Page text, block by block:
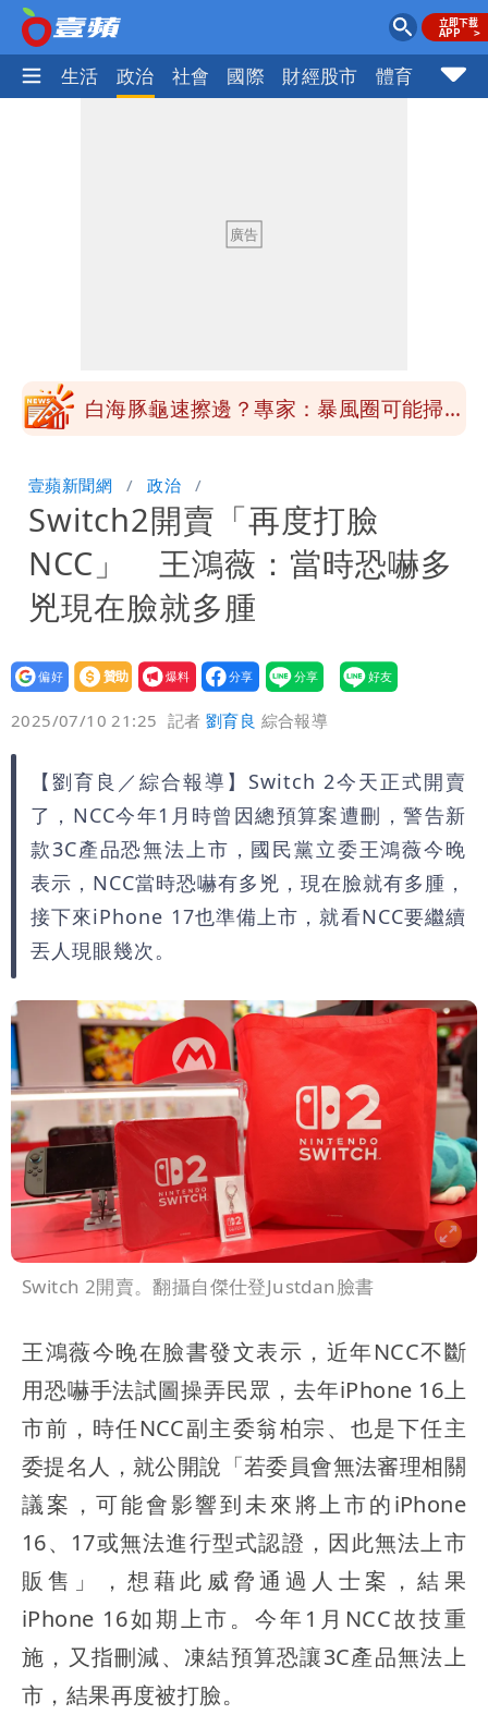
尚 生活 政治 社會 國際 財經股市 體育 壹蘋
純棉衣物吸汗「臭到想丟」 內行曝原
全取消
白海豚龜速擦邊？專家：暴風圈可能掃到
1縣市高達60%
「台股今年不只5萬點！」財經網美曝原
因
純棉衣物吸汗「臭到想丟」 內行曝原
因！2材質夏天別穿
壹蘋新聞網 政治
Switch2開賣「再度打臉
NCC」 王鴻薇：當時恐嚇多
兇現在臉就多腫
設為
贊助
我要
爆料
2025/07/10 21:25 記者劉育良 綜合報導
【劉育良／綜合報導】Switch 2今天正式開賣
了，NCC今年1月時曾因總預算案遭刪，警告新
款3C產品恐無法上市，國民黨立委王鴻薇今晚
表示，NCC當時恐嚇有多兇，現在臉就有多腫，
接下來iPhone 17也準備上市，就看NCC要繼續
丟人現眼幾次。
Switch 2開賣。翻攝自傑仕登Justdan臉書
王鴻薇今晚在臉書發文表示，近年NCC不斷
用恐嚇手法試圖操弄民眾，去年iPhone 16上
市前，時任NCC副主委翁柏宗、也是下任主
委提名人，就公開說「若委員會無法審理相關
議案，可能會影響到未來將上市的iPhone
16、17或無法進行型式認證，因此無法上市
販售」，想藉此威脅通過人士案，結果
iPhone 16如期上市。今年1月NCC故技重
施，又指刪減、凍結預算恐讓3C產品無法上
市，結果再度被打臉。